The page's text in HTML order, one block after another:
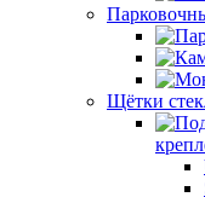
Щётки